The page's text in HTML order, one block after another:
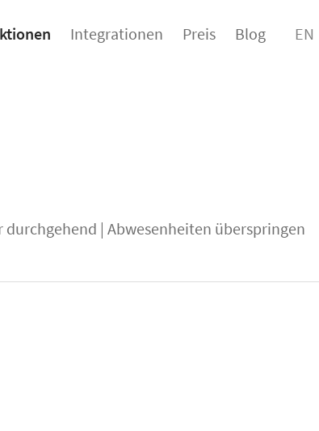
Integrationen Preis Blog EN
durchgehend | Abwesenheiten überspringen